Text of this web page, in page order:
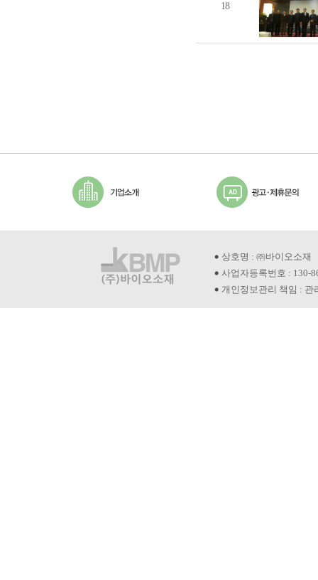
18
상호명 : ㈜바이오소재
사업자등록번호 : 130-
개인정보관리 책임 : 관